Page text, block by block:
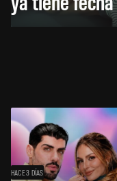
HACE 3 DÍAS